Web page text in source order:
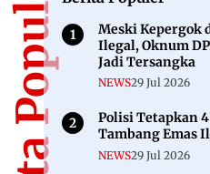
Meski Kepergok
Ilegal, Oknum
Jadi Tersangka
NEWS29 Jul 2026
Polisi Tetapkan
Tambang Emas
NEWS29 Jul 2026